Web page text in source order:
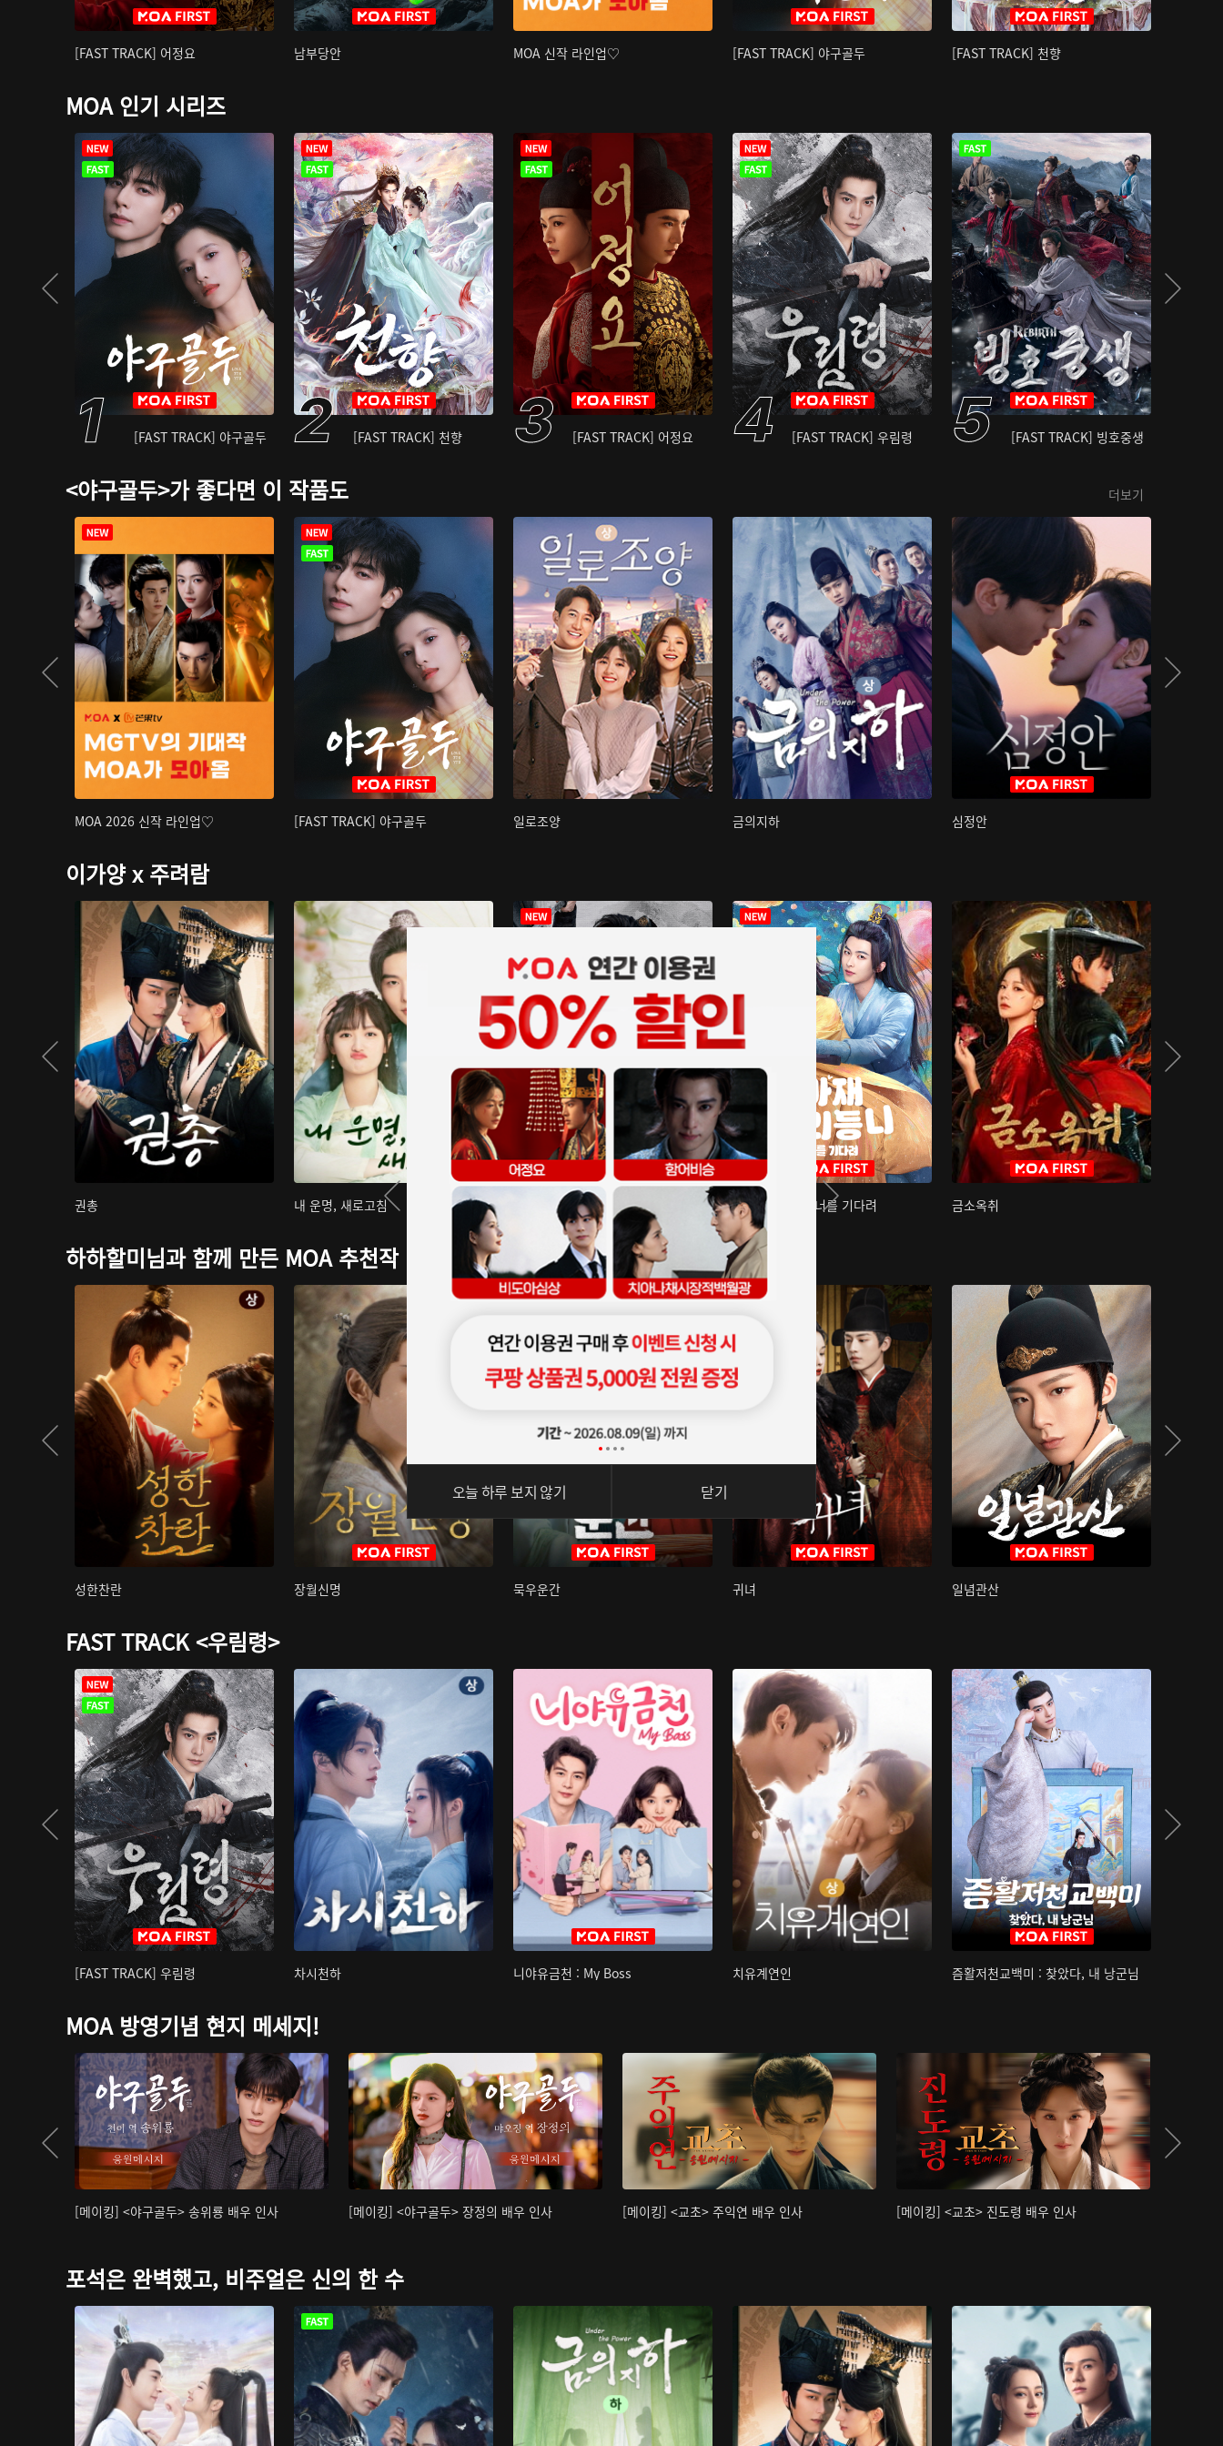
[FAST TRACK] 어정요 남부당안 MOA 신작 라인업♡ [FAST TRACK] 야구골두 [FAST TRACK] 천향
MOA 인기 시리즈
[FAST TRACK] 야구골두 [FAST TRACK] 천향 [FAST TRACK] 어정요 [FAST TRACK] 우림령 [FAST TRACK] 빙호중생
<야구골두>가 좋다면 이 작품도 더보기
MOA 2026 신작 라인업♡ [FAST TRACK] 야구골두 일로조양 금의지하 심정안
이가양 x 주려람
권총 내 운명, 새로고침 아재저리등니 : 너를 기다려 금소옥취
하하할미님과 함께 만든 MOA 추천작
성한찬란 장월신명 묵우운간 귀녀 일념관산
FAST TRACK <우림령>
[FAST TRACK] 우림령 차시천하 니야유금천 : My Boss 치유계연인 즘활저천교백미 : 찾았다, 내 낭군님
MOA 방영기념 현지 메세지!
[메이킹] <야구골두> 송위룡 배우 인사 [메이킹] <야구골두> 장정의 배우 인사 [메이킹] <교초> 주익연 배우 인사 [메이킹] <교초> 진도령 배우 인사
포석은 완벽했고, 비주얼은 신의 한 수
오늘 하루 보지 않기 닫기